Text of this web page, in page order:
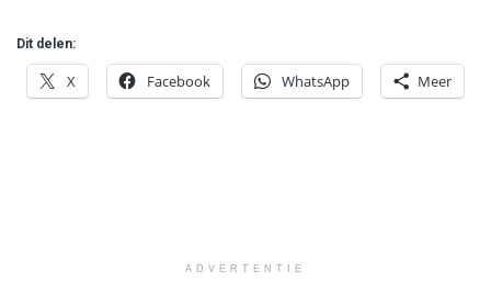
Dit delen:
X Facebook WhatsApp Meer
ADVERTENTIE